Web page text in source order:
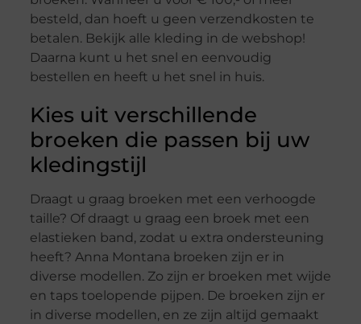
besteld, dan hoeft u geen verzendkosten te
betalen. Bekijk alle kleding in de webshop!
Daarna kunt u het snel en eenvoudig
bestellen en heeft u het snel in huis.
Kies uit verschillende
broeken die passen bij uw
kledingstijl
Draagt u graag broeken met een verhoogde
taille? Of draagt u graag een broek met een
elastieken band, zodat u extra ondersteuning
heeft? Anna Montana broeken zijn er in
diverse modellen. Zo zijn er broeken met wijde
en taps toelopende pijpen. De broeken zijn er
in diverse modellen, en ze zijn altijd gemaakt